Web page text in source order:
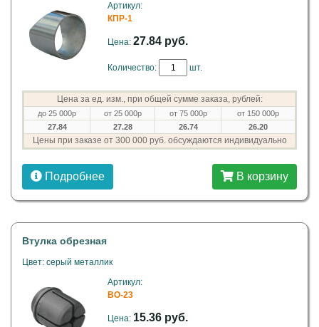
Артикул:
КПР-1
Цена: 27.84 руб.
Количество: шт.
Цена за ед. изм., при общей сумме заказа, рублей:
до 25 000р от 25 000р от 75 000р
от 150 000р
27.84
27.28 26.74 26.20
Цены при заказе от 300 000 руб. обсуждаются индивидуально
Подробнее В корзину
Втулка обрезная
Цвет: серый металлик
Артикул:
ВО-23
Цена: 15.36 руб.